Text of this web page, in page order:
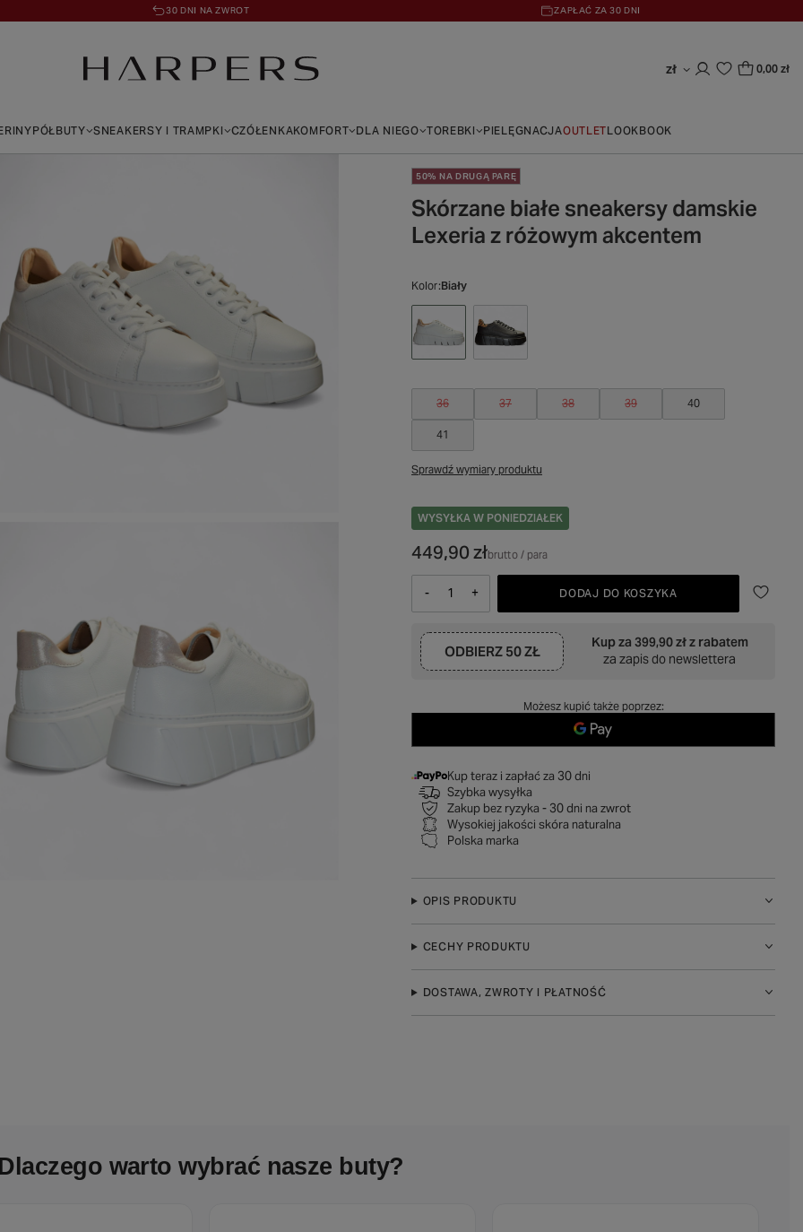
30 DNI NA ZWROT ZAPŁAĆ ZA 30 DNI
zł 0,00 zł
PÓŁBUTY SNEAKERSY I TRAMPKI CZÓŁENKAKOMFORT DLA NIEGO TOREBKI PIELĘGNACJAOUTLETLOOKBOOK
50% NA DRUGĄ PARĘ
Skórzane białe sneakersy damskie
Lexeria z różowym akcentem
Kolor Biały
36 37 38 39 40
41
Sprawdź wymiary produktu
WYSYŁKAW PONIEDZIAŁEK
449,90 złbrutto/ para
- + DODAJ DO KOSZYKA
ODBIERZ 50 ZŁ
Kup za 399,90 złz rabatem
za zapis do newslettera
Możesz kupić także poprzez:
Kup teraz i zapłać za 30 dni
Szybka wysyłka
Zakup bez ryzyka - 30 dni na zwrot
Wysokiej jakości skóra naturalna
Polska marka
OPIS PRODUKTU
CECHY PRODUKTU
DOSTAWA, ZWROTY I PŁATNOŚĆ
Dlaczego warto wybrać nasze buty?